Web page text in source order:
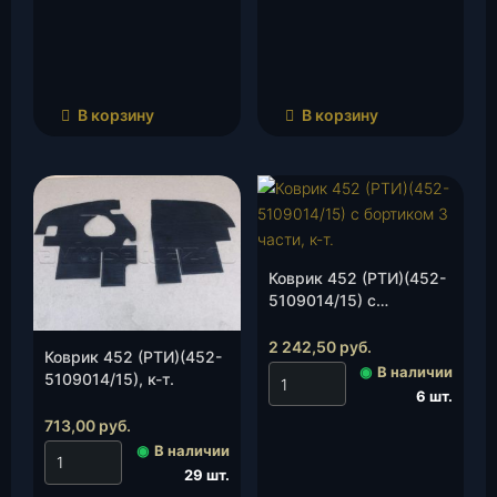
В корзину В корзину
Коврик 452 (РТИ)(452-
5109014/15), к-т.
713,00 руб.
◉ В наличии
29 шт.
Коврик 452 (РТИ)(452-
5109014/15) с
2 242,50 руб.
◉ В наличии
6 шт.